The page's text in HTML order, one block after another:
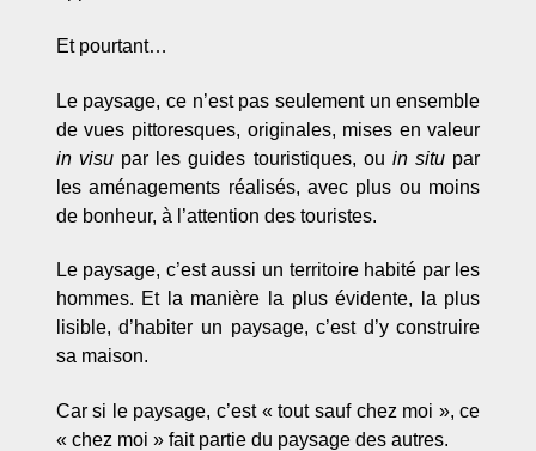
Et pourtant…
Le paysage, ce n’est pas seulement un ensemble
de vues pittoresques, originales, mises en valeur
in visupar les guides touristiques, ou in situ par
les aménagements réalisés, avec plus ou moins
de bonheur, à l’attention des touristes.
Le paysage, c’est aussi un territoire habité par les
hommes. Et la manière la plus évidente, la plus
lisible, d’habiter un paysage, c’est d’y construire
sa maison.
Car si le paysage, c’est « tout sauf chez moi », ce
« chez moi » fait partie du paysage des autres.